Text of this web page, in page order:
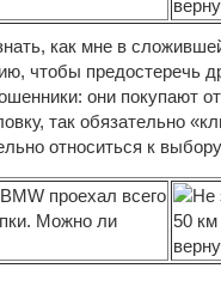
как мне в
чтобы предостеречь
они покупают
так обязательно
относиться к